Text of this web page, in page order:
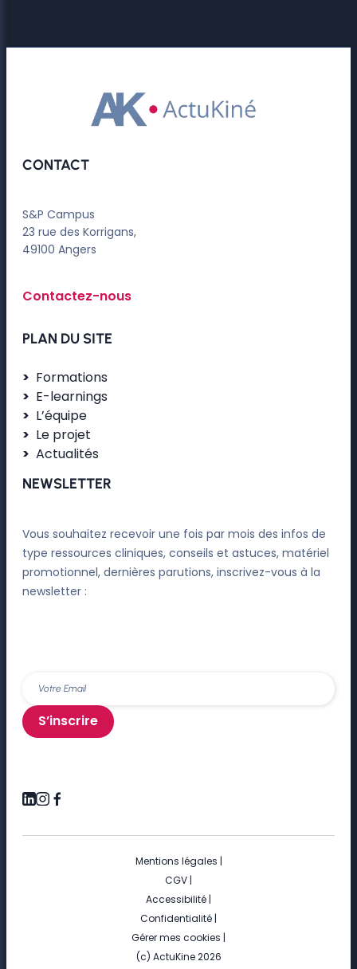
CONTACT
S&P Campus
23 rue des Korrigans,
49100 Angers
Contactez-nous
PLAN DU SITE
Formations
E-learnings
L’équipe
Le projet
Actualités
NEWSLETTER
Vous souhaitez recevoir une fois par mois des infos de
type ressources cliniques, conseils et astuces, matériel
promotionnel, dernières parutions, inscrivez-vous à la
newsletter :
S’inscrire
Mentions légales |
CGV |
Accessibilité |
Confidentialité |
Gérer mes cookies |
(c) ActuKine 2026